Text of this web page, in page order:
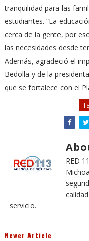
tranquilidad para las
estudiantes. “La
cerca de la gente, por
las necesidades desde
Además, agradeció el
Bedolla y de la
que se fortalece con el
RED
servicio.
Newer Article